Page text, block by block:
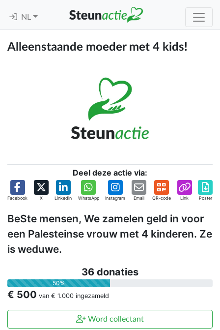
NL
Alleenstaande moeder met 4 kids!
Deel deze actie via:
Facebook X Linkedin WhatsApp Instagram Email QR-code Link Poster
BeSte mensen, We zamelen geld in voor
een Palesteinse vrouw met 4 kinderen. Ze
is weduwe.
36 donaties
50%
€ 500 van € 1.000 ingezameld
Word collectant